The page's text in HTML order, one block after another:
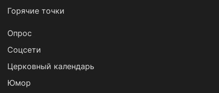
Горячие точки
Опрос
Cоцсети
Церковный календарь
Юмор